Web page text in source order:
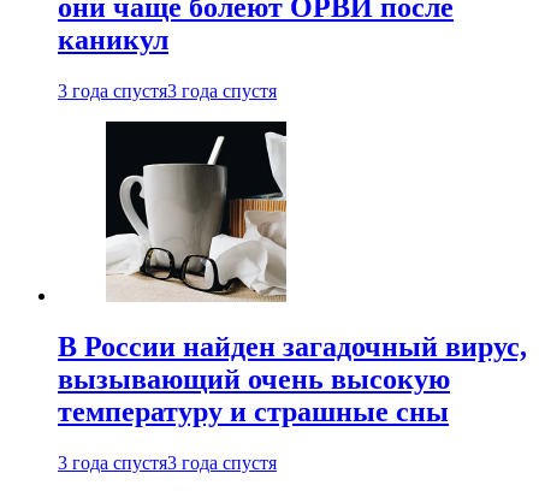
они чаще болеют ОРВИ после
каникул
3 года спустя3 года спустя
В России найден загадочный вирус,
вызывающий очень высокую
температуру и страшные сны
3 года спустя3 года спустя